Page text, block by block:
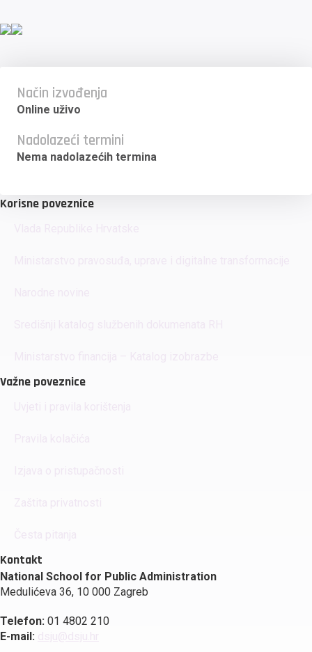
Način izvođenja
Online uživo
Nadolazeći termini
Nema nadolazećih termina
Korisne poveznice
Važne poveznice
Kontakt
National School for Public Administration
Medulićeva 36, 10 000 Zagreb
Telefon: 01 4802 210
E-mail: